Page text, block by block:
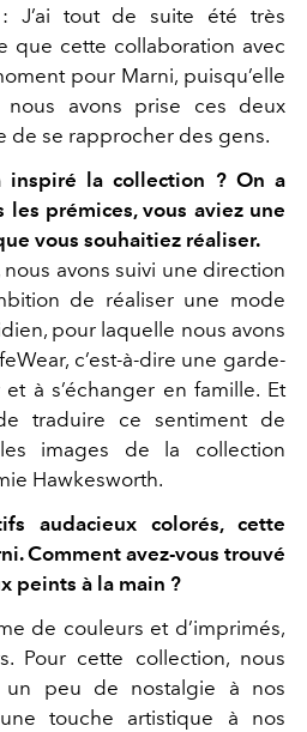
J’ai tout de suite été très
que cette collaboration avec
pour Marni, puisqu’elle
avons prise ces deux
de se rapprocher des gens.
inspiré la collection ? On a
prémices, vous aviez une
vous souhaitiez réaliser.
avons suivi une direction
de réaliser une mode
pour laquelle nous avons
, c’est-à-dire une garde-
à s’échanger en famille. Et
traduire ce sentiment de
images de la collection
Hawkesworth.
audacieux colorés, cette
Comment avez-vous trouvé
peints à la main ?
de couleurs et d’imprimés,
Pour cette collection, nous
un peu de nostalgie à nos
touche artistique à nos